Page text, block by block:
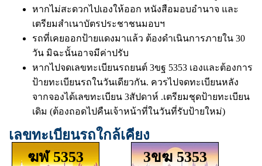
หากไม่สะดวกไปเองให้ออก หนังสือมอบอำนาจ และ
เตรียมสำเนาบัตรประชาชนมอบฯ
รถที่เคยออกป้ายแดงมาแล้ว ต้องดำเนินการภายใน 30
วัน มิฉะนั้นอาจมีค่าปรับ
หากไปจดเลขทะเบียนรถยนต์ 3ขฐ 5353 เองและต้องการ
ป้ายทะเบียนรถในวันเดียวกัน. ควรไปจดทะเบียนหลัง
จากจองได้เลขทะเบียน 3สัปดาห์ .เตรียมชุดป้ายทะเบียน
เดิม (ต้องถอดไปคืนเจ้าหน้าที่ในวันที่รับป้ายใหม่)
เลขทะเบียนรถใกล้เคียง
ฆฬ 5353 3ขฆ 5353